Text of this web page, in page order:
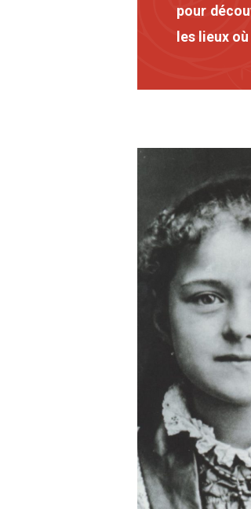
pour
les lieux